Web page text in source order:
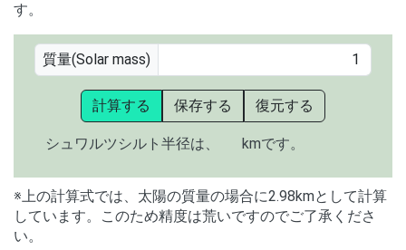
す。
質量(Solar mass)
計算する 保存する 復元する
シュワルツシルト半径は、 kmです。
※上の計算式では、太陽の質量の場合に2.98kmとして計算
しています。このため精度は荒いですのでご了承くださ
い。